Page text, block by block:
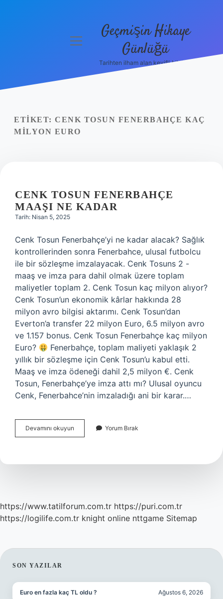
Yasal Uyarı
menüyü
Geçmişin Hikaye
Günlüğü
Tarihten ilham alan keyifli bilgiler!
ETIKET: CENK TOSUN FENERBAHÇE KAÇ
MILYON EURO
CENK TOSUN FENERBAHÇE
MAAŞI NE KADAR
Tarih: Nisan 5, 2025
Cenk Tosun Fenerbahçe’yi ne kadar alacak? Sağlık
kontrollerinden sonra Fenerbahce, ulusal futbolcu
ile bir sözleşme imzalayacak. Cenk Tosuns 2 -
maaş ve imza para dahil olmak üzere toplam
maliyetler toplam 2. Cenk Tosun kaç milyon alıyor?
Cenk Tosun’un ekonomik kârlar hakkında 28
milyon avro bilgisi aktarımı. Cenk Tosun’dan
Everton’a transfer 22 milyon Euro, 6.5 milyon avro
ve 1.157 bonus. Cenk Tosun Fenerbahçe kaç milyon
Euro?
Fenerbahçe, toplam maliyeti yaklaşık 2
yıllık bir sözleşme için Cenk Tosun’u kabul etti.
Maaş ve imza ödeneği dahil 2,5 milyon €. Cenk
Tosun, Fenerbahçe’ye imza attı mı? Ulusal oyuncu
Cenk, Fenerbahce’nin imzaladığı ani bir karar.…
Devamını okuyun
Tosun
Ne
Yorum Bırak
https://www.tatilforum.com.tr https://puri.com.tr
https://logilife.com.tr knight online nttgame Sitemap
SIDEBAR
SON YAZILAR
Euro en fazla kaç TL oldu ? Ağustos 6, 2026